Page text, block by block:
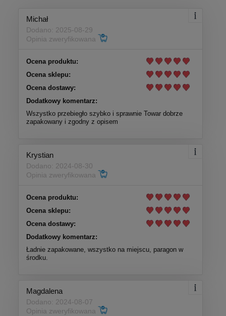
Michał
Dodano: 2025-08-29
Opinia zweryfikowana
Ocena produktu:
Ocena sklepu:
Ocena dostawy:
Dodatkowy komentarz:
Wszystko przebiegło szybko i sprawnie Towar dobrze
zapakowany i zgodny z opisem
Krystian
Dodano: 2024-08-30
Opinia zweryfikowana
Ocena produktu:
Ocena sklepu:
Ocena dostawy:
Dodatkowy komentarz:
Ładnie zapakowane, wszystko na miejscu, paragon w
środku.
Magdalena
Dodano: 2024-08-07
Opinia zweryfikowana